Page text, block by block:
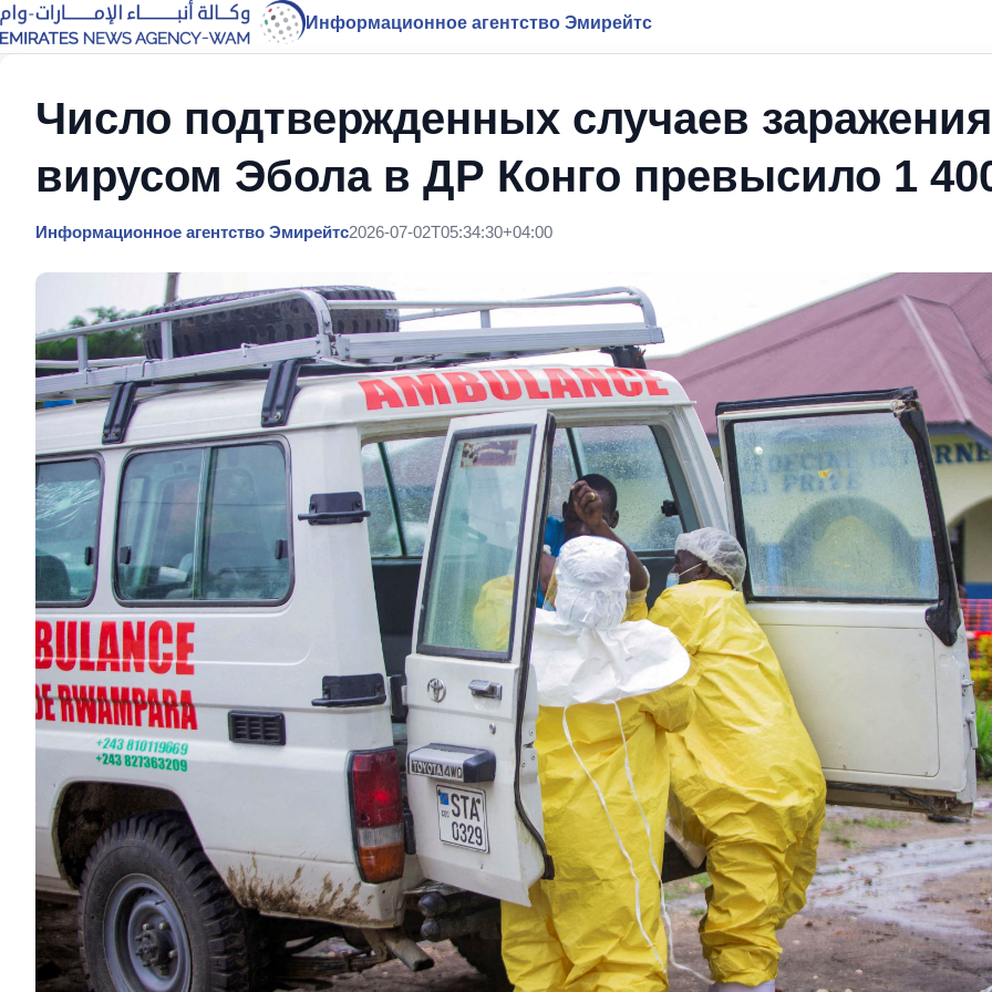
Информационное агентство Эмирейтс
Число подтвержденных случаев заражения
вирусом Эбола в ДР Конго превысило 1
Информационное агентство Эмирейтс2026-07-02T05:34:30+04:00